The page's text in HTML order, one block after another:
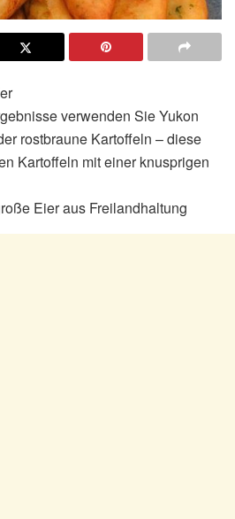
verwenden Sie Yukon
rostbraune Kartoffeln – diese
Kartoffeln mit einer knusprigen
Eier aus Freilandhaltung